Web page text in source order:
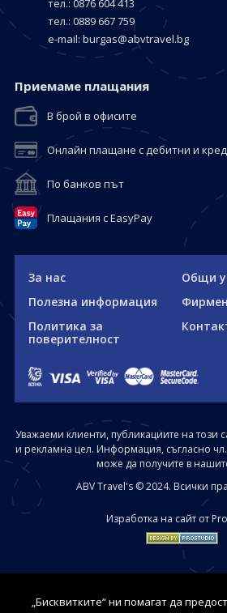
тел.: 0876 604 413
тел.: 0889 667 759
е-mail: burgas@abvtravel.bg
Приемaме плащания
В брой в офисите
Онлайн плащане с дебитни и
По банков път
Плащания с EasyPay
За нас
Общи
Полезна информация
Политика за
поверителност
Уважаеми клиенти, публикациите на този
и рекламна цел. Информация, съгласно
може да получите в
ABV Travel's © 2024. Всички
Изработка на сайт от
„Бисквитките“ ни помагат да